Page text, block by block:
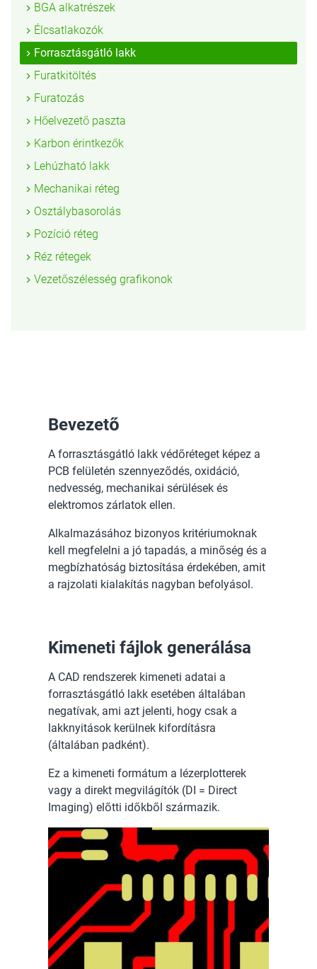
BGA alkatrészek
Élcsatlakozók
Forrasztásgátló lakk
Furatkitöltés
Furatozás
Hőelvezető paszta
Karbon érintkezők
Lehúzható lakk
Mechanikai réteg
Osztálybasorolás
Pozíció réteg
Réz rétegek
Vezetőszélesség grafikonok
Bevezető
A forrasztásgátló lakk védőréteget képez a
PCB felületén szennyeződés, oxidáció,
nedvesség, mechanikai sérülések és
elektromos zárlatok ellen.
Alkalmazásához bizonyos kritériumoknak
kell megfelelni a jó tapadás, a minőség és a
megbízhatóság biztosítása érdekében, amit
a rajzolati kialakítás nagyban befolyásol.
Kimeneti fájlok generálása
A CAD rendszerek kimeneti adatai a
forrasztásgátló lakk esetében általában
negatívak, ami azt jelenti, hogy csak a
lakknyitások kerülnek kifordításra
(általában padként).
Ez a kimeneti formátum a lézerplotterek
vagy a direkt megvilágítók (DI = Direct
Imaging) előtti időkből származik.